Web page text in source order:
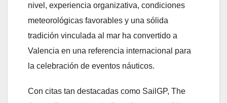
nivel, experiencia organizativa, condiciones
meteorológicas favorables y una sólida
tradición vinculada al mar ha convertido a
Valencia en una referencia internacional para
la celebración de eventos náuticos.
Con citas tan destacadas como SailGP, The